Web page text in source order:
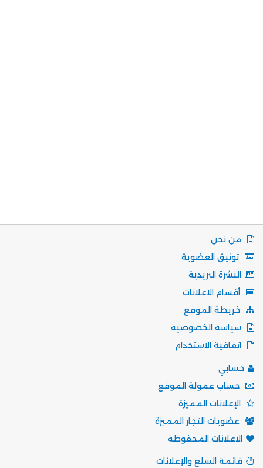
من نحن
توثيق العضوية
النشرة البريدية
أقسام الاعلانات
خريطة الموقع
سياسة الخصوصية
اتفاقية الاستخدام
حسابي
حساب عمولة الموقع
الإعلانات المميزة
عضويات التجار المميزة
الاعلانات المحفوظة
قائمة السلع والإعلانات